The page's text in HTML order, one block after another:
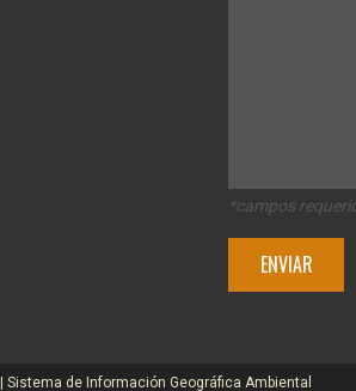
*campos
Sistema de Información Geográfica Ambiental